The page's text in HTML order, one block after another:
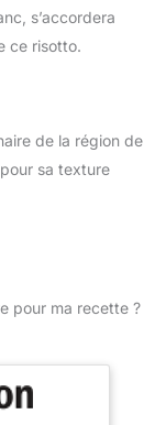
s’accordera
ce risotto.
de la région de
sa texture
pour ma recette ?